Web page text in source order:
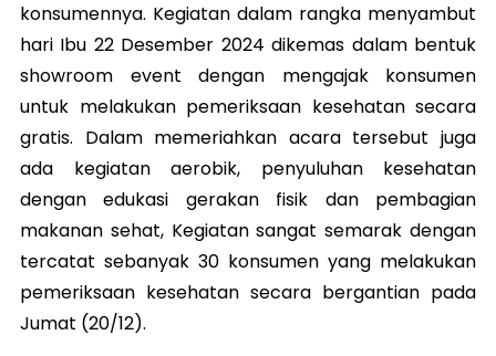
konsumennya. Kegiatan dalam rangka menyambut
hari Ibu 22 Desember 2024 dikemas dalam bentuk
showroom event dengan mengajak konsumen
untuk melakukan pemeriksaan kesehatan secara
gratis. Dalam memeriahkan acara tersebut juga
ada kegiatan aerobik, penyuluhan kesehatan
dengan edukasi gerakan fisik dan pembagian
makanan sehat, Kegiatan sangat semarak dengan
tercatat sebanyak 30 konsumen yang melakukan
pemeriksaan kesehatan secara bergantian pada
Jumat (20/12).